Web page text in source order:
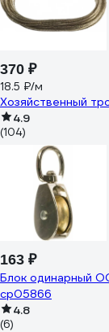
370 ₽
18.5 ₽/м
Хозяйственный
4.9
(104)
163 ₽
Блок одинарный
cр05866
4.8
(6)